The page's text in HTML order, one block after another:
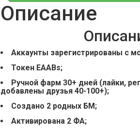
Описание
Аккаунты зарегистрированы с
Токен EAABs;
Ручной фарм 30+ дней (лайки,
добавлены друзья 40-100+);
Создано 2 родных БМ;
Активирована 2 ФА;